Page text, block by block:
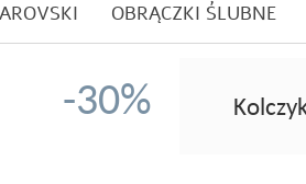
OBRĄCZKI ŚLUBNE
-30%